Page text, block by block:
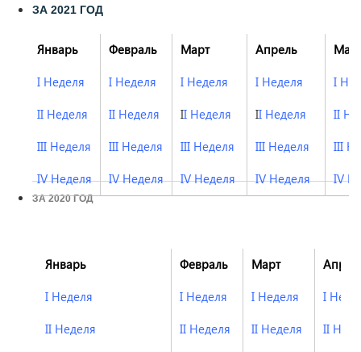
ЗА 2021 ГОД
Январь
I Неделя
II Неделя
III Неделя
IV Неделя
Февраль
I Неделя
II Неделя
III Неделя
IV Неделя
Март
I Неделя
II Неделя
III Неделя
IV Неделя
Апрель
I Неделя
II Неделя
III Неделя
IV Неделя
Май
I
II
III
IV
ЗА 2020 ГОД
Январь
I Неделя
II Неделя
Февраль
I Неделя
II Неделя
Март
I Неделя
II Неделя
I
II